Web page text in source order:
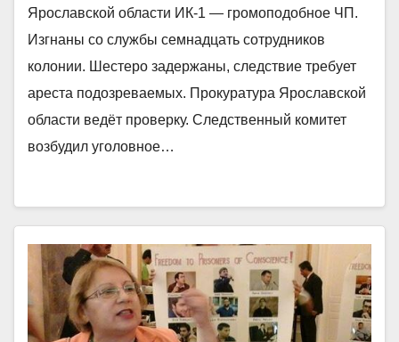
Ярославской области ИК-1 — громоподобное ЧП.
Изгнаны со службы семнадцать сотрудников
колонии. Шестеро задержаны, следствие требует
ареста подозреваемых. Прокуратура Ярославской
области ведёт проверку. Следственный комитет
возбудил уголовное…